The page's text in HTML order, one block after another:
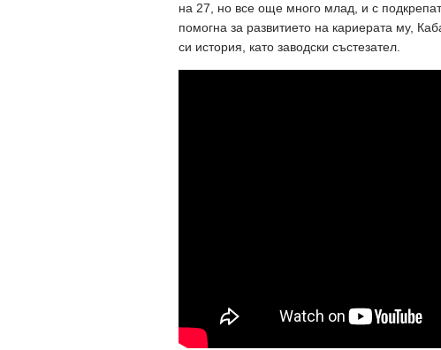
на 27, но все още много млад, и с
помогна за развитието на кариерата му,
си история, като заводски състезател.